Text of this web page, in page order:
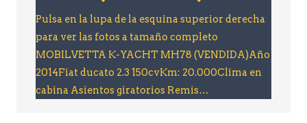
Pulsa en la lupa de la esquina superior derecha
para ver las fotos a tamaño completo
MOBILVETTA K-YACHT MH78 (VENDIDA)Año
2014Fiat ducato 2.3 150cvKm: 20.000Clima en
cabina Asientos giratorios Remis…